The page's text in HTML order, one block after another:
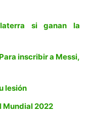
si ganan la
inscribir a Messi,
lesión
Mundial 2022